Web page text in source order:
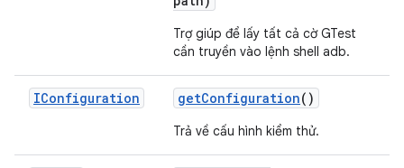
Trợ giúp để lấy tất cả cờ GTest
cần truyền vào lệnh shell adb.
IConfiguration getConfiguration()
Trả về cấu hình kiểm thử.